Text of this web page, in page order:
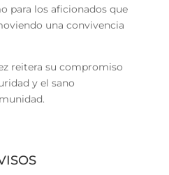
para los aficionados que
una convivencia
reitera su compromiso
y el sano